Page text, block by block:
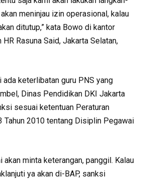
meninjau izin operasional, kalau
ditutup,” kata Bowo di kantor
Rasuna Said, Jakarta Selatan,
keterlibatan guru PNS yang
Dinas Pendidikan DKI Jakarta
sesuai ketentuan Peraturan
Tahun 2010 tentang Disiplin Pegawai
akan minta keterangan, panggil. Kalau
ya akan di-BAP, sanksi